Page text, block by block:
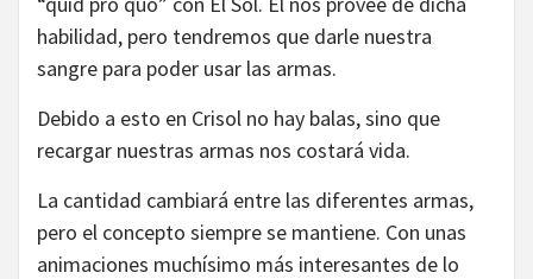
habilidad, pero tendremos que darle nuestra
sangre para poder usar las armas.
Debido a esto en Crisol no hay balas, sino que
recargar nuestras armas nos costará vida.
La cantidad cambiará entre las diferentes armas,
pero el concepto siempre se mantiene. Con unas
animaciones muchísimo más interesantes de lo